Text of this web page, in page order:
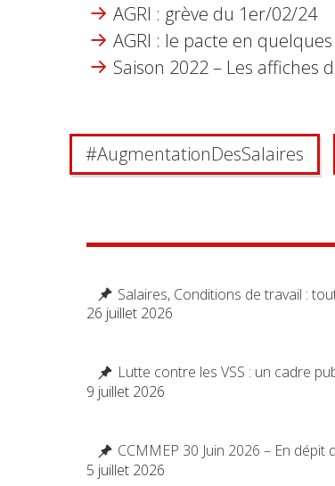
AGRI : grève du 1er/02/24
AGRI : le pacte en
Saison 2022 – Les affiches
#Augmentation Des Salaires
Salaires, Conditions de travail :
26 juillet 2026
Lutte contre les VSS : un cadre
9 juillet 2026
CCMMEP 30 Juin 2026 – En dépit
5 juillet 2026